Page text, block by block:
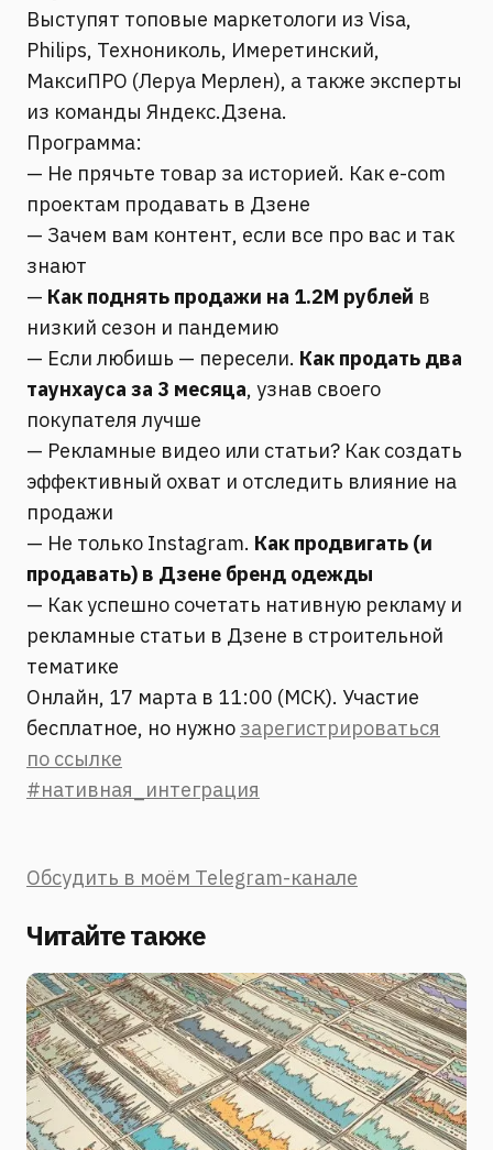
Выступят топовые маркетологи из Visa,
Philips, Технониколь, Имеретинский,
МаксиПРО (Леруа Мерлен), а также эксперты
из команды Яндекс.Дзена.
Программа:
— Не прячьте товар за историей. Как e-com
проектам продавать в Дзене
— Зачем вам контент, если все про вас и так
знают
— Как поднять продажи на 1.2М рублей в
низкий сезон и пандемию
— Если любишь — пересели. Как продать два
таунхауса за 3 месяца, узнав своего
покупателя лучше
— Рекламные видео или статьи? Как создать
эффективный охват и отследить влияние на
продажи
— Не только Instagram. Как продвигать (и
продавать) в Дзене бренд одежды
— Как успешно сочетать нативную рекламу и
рекламные статьи в Дзене в строительной
тематике
Онлайн, 17 марта в 11:00 (МСК). Участие
бесплатное, но нужно зарегистрироваться
по ссылке
#нативная_интеграция
Обсудить в моём Telegram-канале
Читайте также